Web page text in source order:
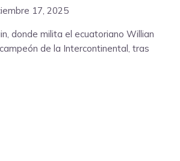
17, 2025
donde milita el ecuatoriano Willian
de la Intercontinental, tras